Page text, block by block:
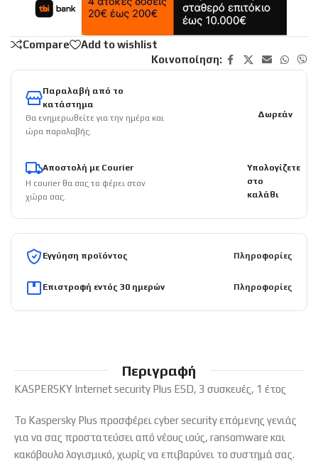
Compare
Add to wishlist
Κοινοποίηση:
Παραλαβή από το
κατάστημα
Θα ενημερωθείτε για την ημέρα και
ώρα παραλαβής.
Δωρεάν
Αποστολή με Courier
Η courier θα σας το φέρει στον
χώρο σας.
Υπολογίζετε
στο
καλάθι
Εγγύηση προϊόντος Πληροφορίες
Επιστροφή εντός 30 ημερών Πληροφορίες
Περιγραφή
KASPERSKY Internet security Plus ESD, 3 συσκευές, 1 έτος
Το Kaspersky Plus προσφέρει cyber security επόμενης γενιάς
για να σας προστατεύσει από νέους ιούς, ransomware και
κακόβουλο λογισμικό, χωρίς να επιβαρύνει το συστημά σας.